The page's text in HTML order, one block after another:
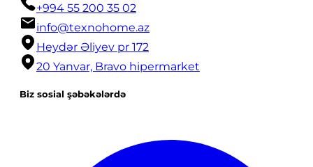
+994 55 200 35 02
info@texnohome.az
Heydər Əliyev pr 172
20 Yanvar, Bravo hipermarket
Biz sosial şəbəkələrdə